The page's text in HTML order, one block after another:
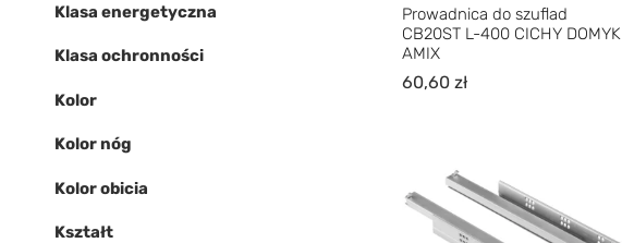
Klasa energetyczna
Klasa ochronności
Kolor
Kolor nóg
Kolor obicia
Kształt
Prowadnica do szuflad
CB20ST L-400 CICHY DOMYK
AMIX
60,60 zł